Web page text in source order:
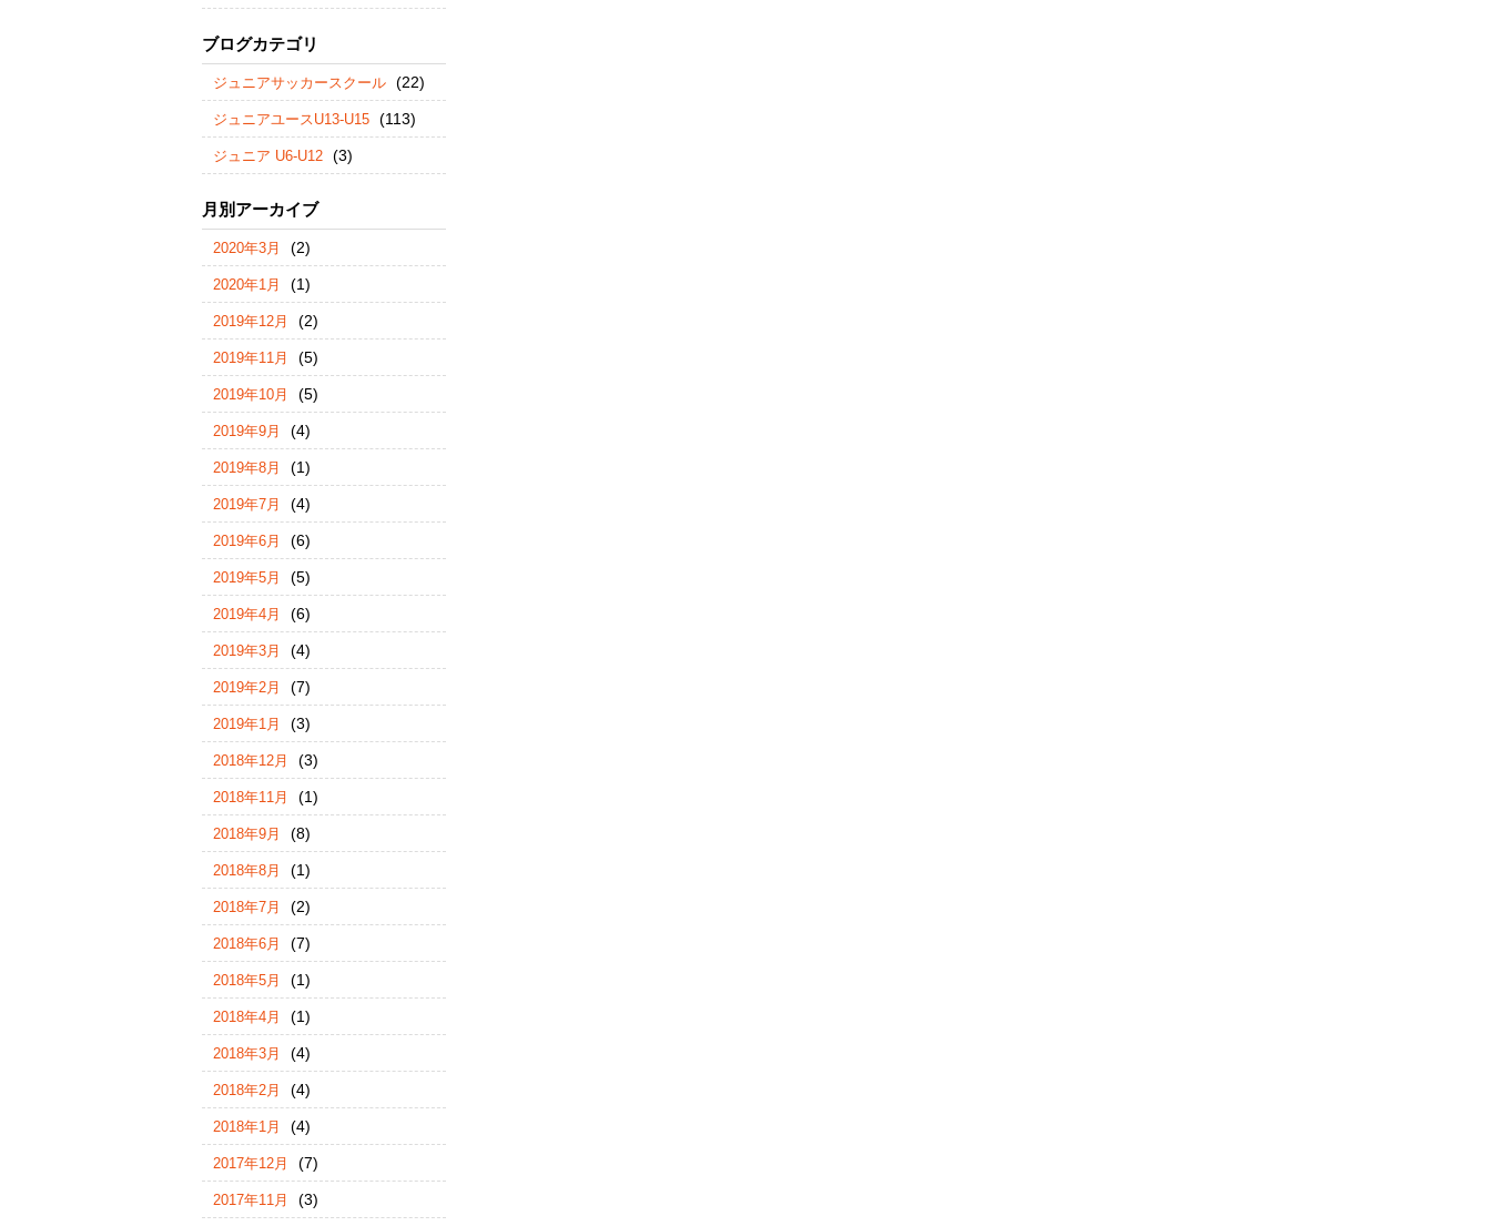
ブログカテゴリ
ジュニアサッカースクール (22)
ジュニアユースU13-U15 (113)
ジュニア U6-U12 (3)
月別アーカイブ
2020年3月 (2)
2020年1月 (1)
2019年12月 (2)
2019年11月 (5)
2019年10月 (5)
2019年9月 (4)
2019年8月 (1)
2019年7月 (4)
2019年6月 (6)
2019年5月 (5)
2019年4月 (6)
2019年3月 (4)
2019年2月 (7)
2019年1月 (3)
2018年12月 (3)
2018年11月 (1)
2018年9月 (8)
2018年8月 (1)
2018年7月 (2)
2018年6月 (7)
2018年5月 (1)
2018年4月 (1)
2018年3月 (4)
2018年2月 (4)
2018年1月 (4)
2017年12月 (7)
2017年11月 (3)